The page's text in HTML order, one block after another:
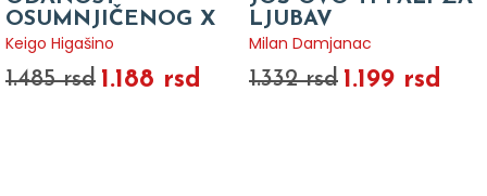
OSUMNJIČENOG X
Keigo Higašino
1.485 rsd 1.188 rsd
LJUBAV
Milan Damjanac
1.332 rsd 1.199 rsd